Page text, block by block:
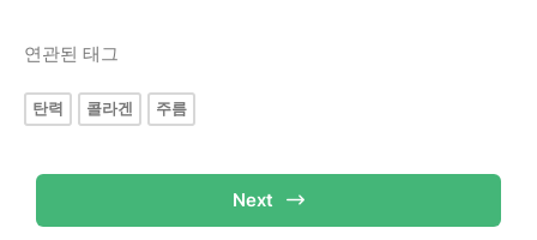
연관된 태그
탄력 콜라겐 주름
Next